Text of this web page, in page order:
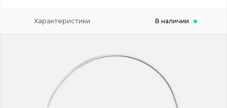
Характеристики В наличии